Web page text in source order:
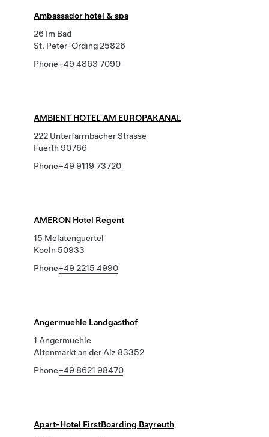
Ambassador hotel & spa
26 Im Bad
St. Peter-Ording 25826
Phone+49 4863 7090
AMBIENT HOTEL AM EUROPAKANAL
222 Unterfarrnbacher Strasse
Fuerth 90766
Phone+49 9119 73720
AMERON Hotel Regent
15 Melatenguertel
Koeln 50933
Phone+49 2215 4990
Angermuehle Landgasthof
1 Angermuehle
Altenmarkt an der Alz 83352
Phone+49 8621 98470
Apart-Hotel FirstBoarding Bayreuth